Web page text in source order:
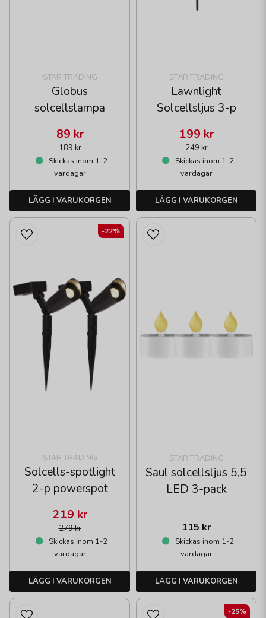
STAR TRADING
Globus
solcellslampa
189 kr
89 kr
Skickas inom 1-2
vardagar
LÄGG I VARUKORGEN
STAR TRADING
Lawnlight
Solcellsljus 3-p
249 kr
199 kr
Skickas inom 1-2
vardagar
LÄGG I VARUKORGEN
STAR TRADING
Solcells-spotlight
2-p powerspot
279 kr
219 kr
Skickas inom 1-2
vardagar
LÄGG I VARUKORGEN
-22%
STAR TRADING
Saul solcellsljus 5,5
LED 3-pack
115 kr
Skickas inom 1-2
vardagar
LÄGG I VARUKORGEN
-25%